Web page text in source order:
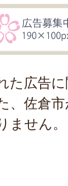
た広告
、佐倉
ません。